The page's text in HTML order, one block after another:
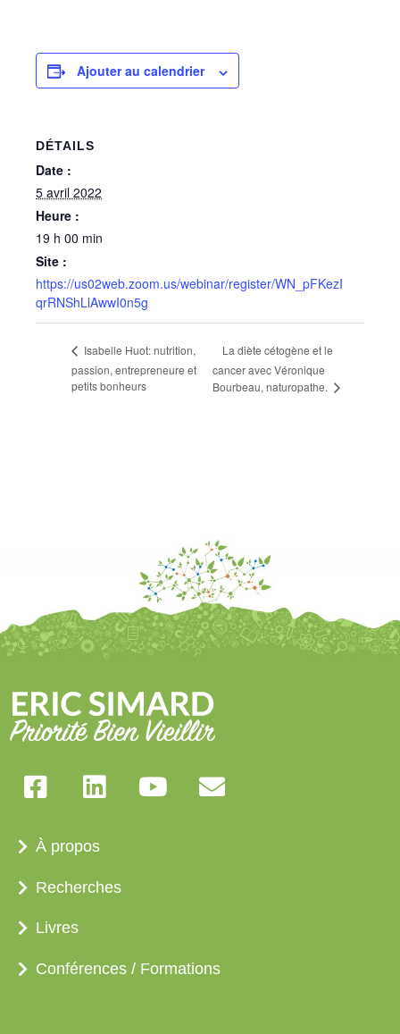
Ajouter au calendrier
DÉTAILS
Date :
5 avril 2022
Heure :
19 h 00 min
Site :
https://us02web.zoom.us/webinar/register/WN_pFKezI
qrRNShLlAwwI0n5g
Isabelle Huot: nutrition,
passion, entrepreneure et
petits bonheurs
La diète cétogène et le
cancer avec Véronique
Bourbeau, naturopathe.
À propos
Recherches
Livres
Conférences / Formations